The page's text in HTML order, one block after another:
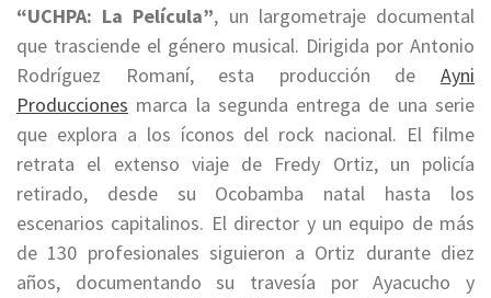
“UCHPA: La Película”, un largometraje documental
que trasciende el género musical. Dirigida por Antonio
Rodríguez Romaní, esta producción de Ayni
Producciones marca la segunda entrega de una serie
que explora a los íconos del rock nacional. El filme
retrata el extenso viaje de Fredy Ortiz, un policía
retirado, desde su Ocobamba natal hasta los
escenarios capitalinos. El director y un equipo de más
de 130 profesionales siguieron a Ortiz durante diez
años, documentando su travesía por Ayacucho y